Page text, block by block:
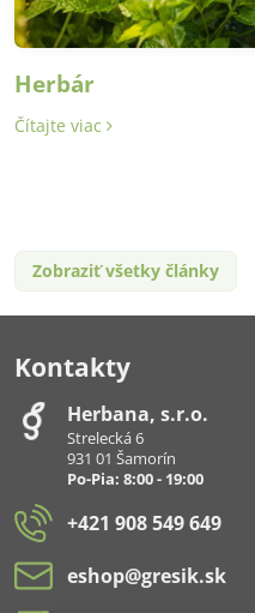
Herbár
Čítajte viac
Zobraziť všetky články
Kontakty
Herbana, s​.r​.o​.
Strelecká 6
931 01 Šamorín
Po-Pia: 8:00 - 19:00
+421 908 549 649
eshop​@gresik​.sk